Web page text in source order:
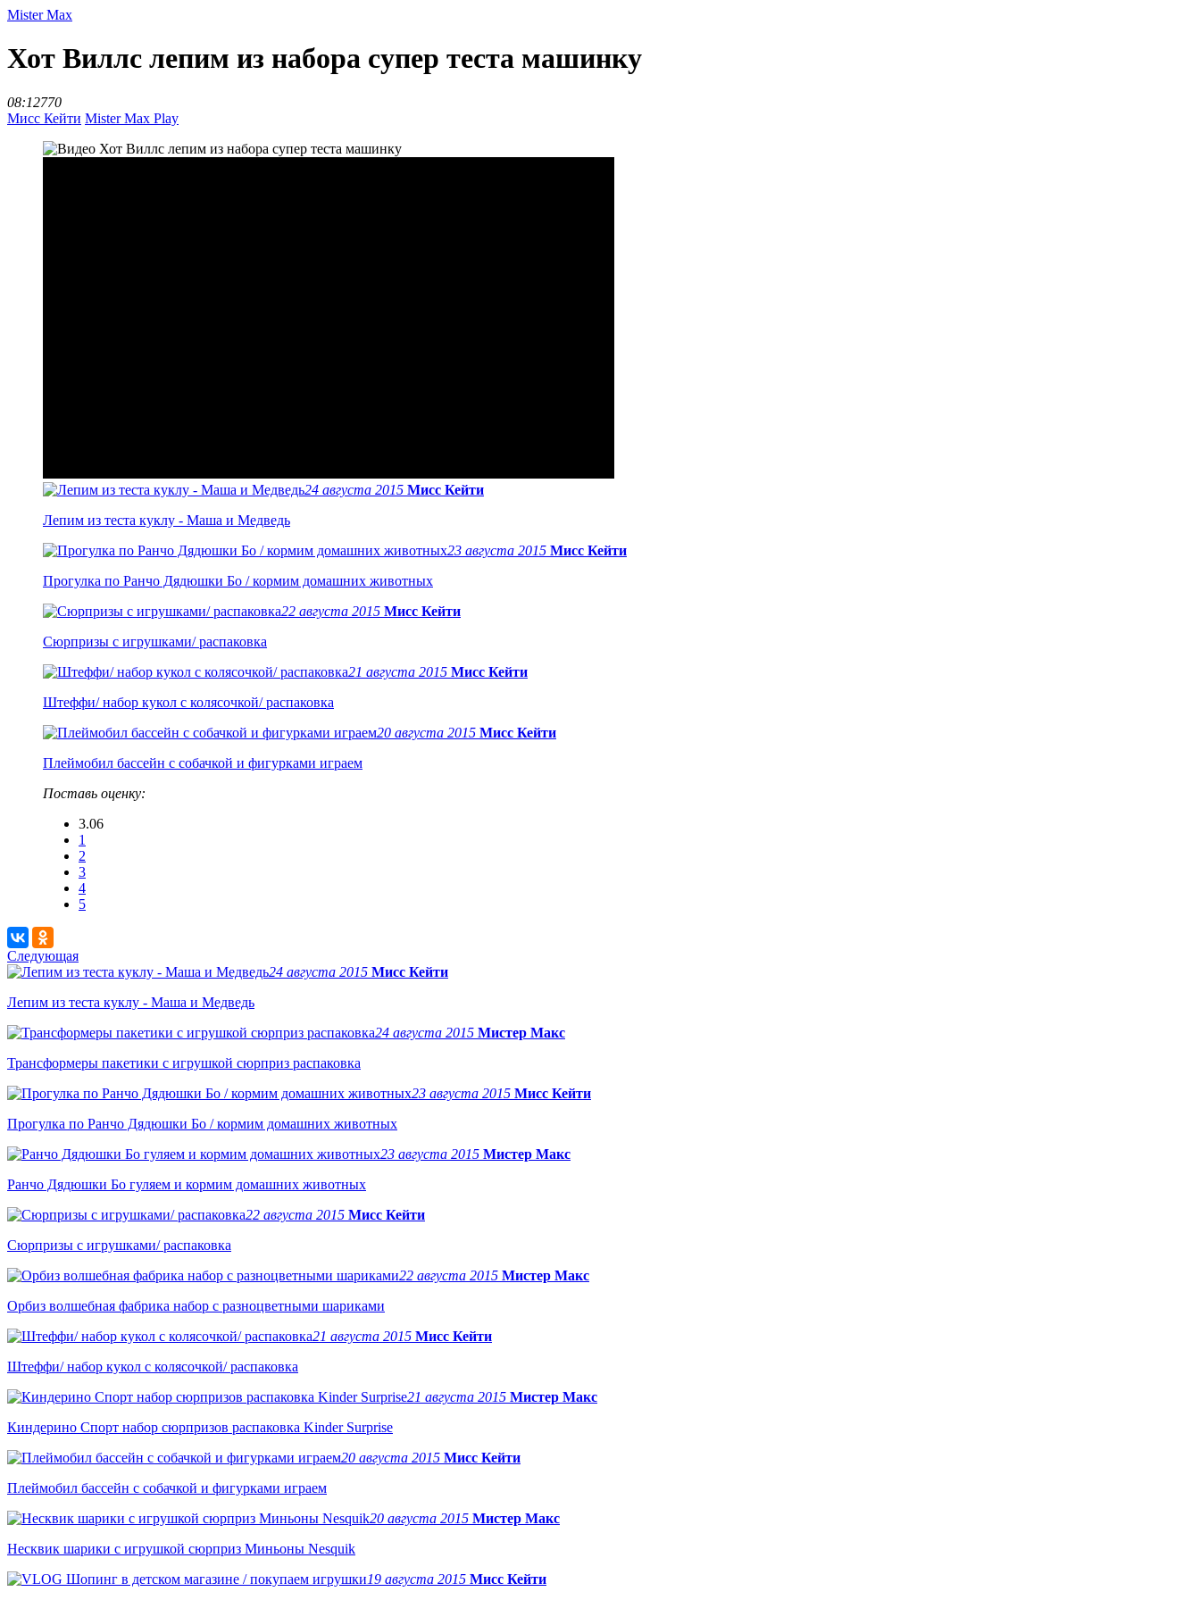
Mister Max
Хот Виллс лепим из набора супер теста машинку
08:12770
Мисс Кейти Mister Max Play
24 августа 2015 Мисс Кейти
Лепим из теста куклу - Маша и Медведь
23 августа 2015 Мисс Кейти
Прогулка по Ранчо Дядюшки Бо / кормим домашних животных
22 августа 2015 Мисс Кейти
Сюрпризы с игрушками/ распаковка
21 августа 2015 Мисс Кейти
Штеффи/ набор кукол с колясочкой/ распаковка
20 августа 2015 Мисс Кейти
Плеймобил бассейн с собачкой и фигурками играем
Поставь оценку:
3.06
1
2
3
4
5
Следующая
24 августа 2015 Мисс Кейти
Лепим из теста куклу - Маша и Медведь
24 августа 2015 Мистер Макс
Трансформеры пакетики с игрушкой сюрприз распаковка
23 августа 2015 Мисс Кейти
Прогулка по Ранчо Дядюшки Бо / кормим домашних животных
23 августа 2015 Мистер Макс
Ранчо Дядюшки Бо гуляем и кормим домашних животных
22 августа 2015 Мисс Кейти
Сюрпризы с игрушками/ распаковка
22 августа 2015 Мистер Макс
Орбиз волшебная фабрика набор c разноцветными шариками
21 августа 2015 Мисс Кейти
Штеффи/ набор кукол с колясочкой/ распаковка
21 августа 2015 Мистер Макс
Киндерино Спорт набор сюрпризов распаковка Kinder Surprise
20 августа 2015 Мисс Кейти
Плеймобил бассейн с собачкой и фигурками играем
20 августа 2015 Мистер Макс
Несквик шарики с игрушкой сюрприз Миньоны Nesquik
19 августа 2015 Мисс Кейти